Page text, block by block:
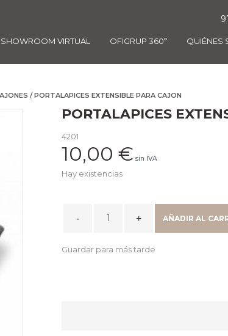
SHOWROOM VIRTUAL OFIGRUP 360º QUIÉNES
/ PORTALAPICES EXTENSIBLE PARA CAJON
PORTALAPICES
4201
10,00 € sin IVA
Hay existencias
CAJON
AÑADIR AL
Guardar para más tarde